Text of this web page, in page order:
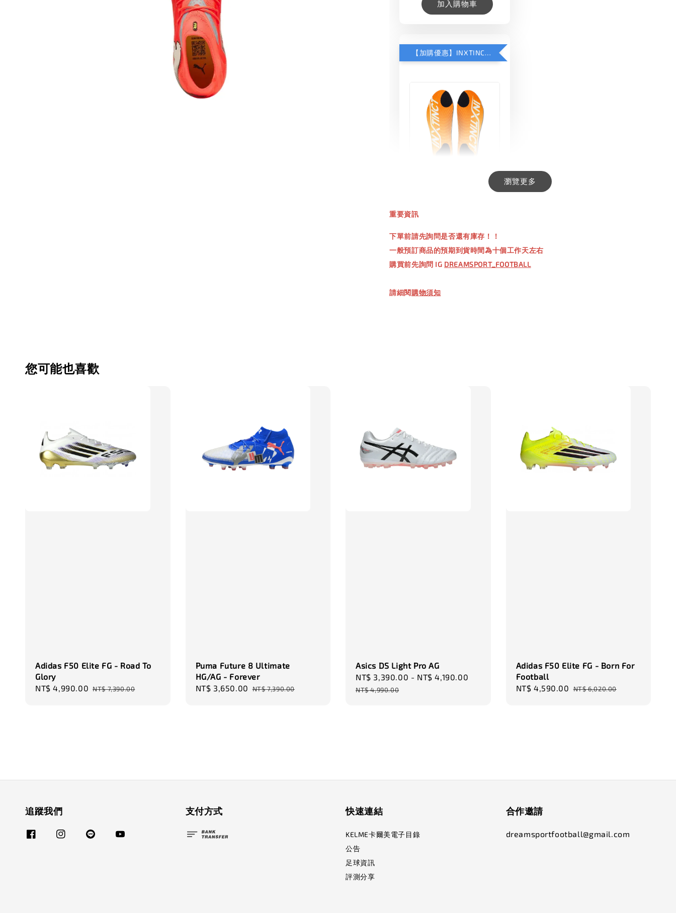
加入購物車
【加購優惠】INXTINCT 生活日用鞋墊
INXTINCT 生活日用
NT$ 660.00
TWG 防滑襪 V2 TWG 防滑襪
TWG 防滑襪 小童
6-10歲
瀏覽更多
重要資訊
下單前請先詢問是否還有庫存！！
一般預訂商品的預期到貨時間為十個工作天左右
購買前先詢問 IG DREAMSPORT_FOOTBALL
請細閱購物須知
您可能也喜歡
Adidas F50 Elite FG - Road To
Glory
Sale
NT$ 4,990.00 Regular
NT$ 7,390.00
Puma Future 8 Ultimate
HG/AG - Forever
Sale
NT$ 3,650.00 Regular
NT$ 7,390.00
Asics DS Light Pro AG
Sale
price
NT$ 3,390.00 - NT$ 4,190.00
NT$ 4,990.00
Adidas F50 Elite FG - Born For
Football
Sale
NT$ 4,590.00 Regular
NT$ 6,020.00
追蹤我們 支付方式 快速連結
KELME卡爾美電子目錄
公告
足球資訊
評測分享
合作邀請
dreamsportfootball@gmail.com